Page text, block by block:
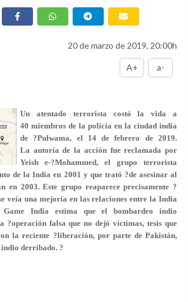
20 de marzo de 2019, 20:00h
A+ a-
Un atentado terrorista costó la vida a
40 miembros de la policía en la ciudad india
de ?Pulwama, el 14 de febrero de 2019.
La autoría de la acción fue reclamada por
Yeish e-?Mohammed, el grupo terrorista
de la India en 2001 y que trató ?de asesinar al
en 2003. Este grupo reaparece precisamente ?
veía una mejoría en las relaciones entre la India
India estima que el bombardeo indio
?operación falsa que no dejó víctimas, tesis que
la reciente ?liberación, por parte de Pakistán,
derribado. ?